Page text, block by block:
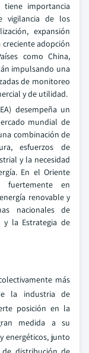
tiene importancia
vigilancia de los
expansión
adopción
como China,
impulsando una
de monitoreo
y de utilidad.
desempeña un
mundial de
combinación de
esfuerzos de
y la necesidad
En el Oriente
fuertemente en
renovable y
nacionales de
y la Estrategia de
más
la industria de
posición en la
medida a su
energéticos, junto